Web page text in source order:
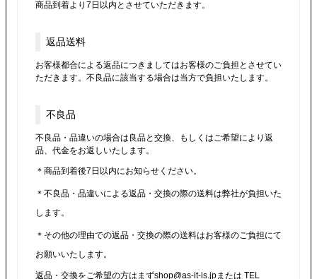
商品到着より7日以内とさせていただきます。
返品送料
お客様都合による返品につきましてはお客様のご負担とさせてい
ただきます。不良品に該当する場合は当方で負担いたします。
不良品
不良品・品違いの場合は良品と交換、もしくはご希望により返
品、代金をお返しいたします。
＊商品到着後7日以内にお知らせください。
＊不良品・品違いによる返品・交換の際の送料は弊社が負担いた
します。
＊その他の理由での返品・交換の際の送料はお客様のご負担にて
お願いいたします。
返品・交換をご希望の方はまずshop@as-it-is.jpまたは TEL